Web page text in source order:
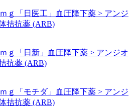
ｇ「日医工」
血圧降下薬 > アンジ
拮抗薬 (ARB)
ｇ「日新」
血圧降下薬 > アンジオ
抗薬 (ARB)
ｇ「モチダ」
血圧降下薬 > アンジ
拮抗薬 (ARB)